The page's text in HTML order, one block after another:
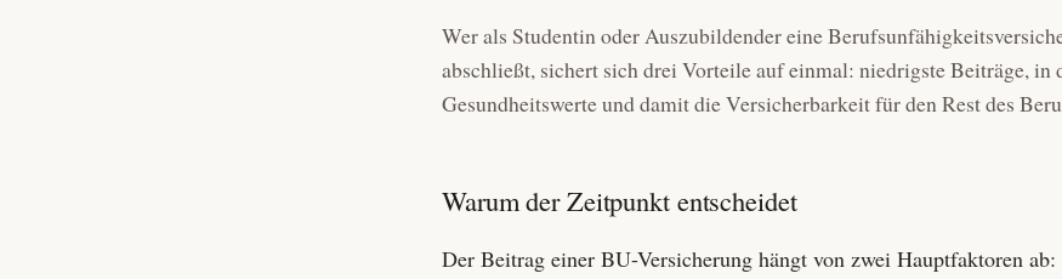
Wer als Studentin oder Auszubildender eine
abschließt, sichert sich drei Vorteile auf einmal: niedrigste Beiträge, in
Gesundheits­werte und damit die Versicherbarkeit für den Rest des
Warum der Zeitpunkt entscheidet
Der Beitrag einer BU-Versicherung hängt von zwei Hauptfaktoren